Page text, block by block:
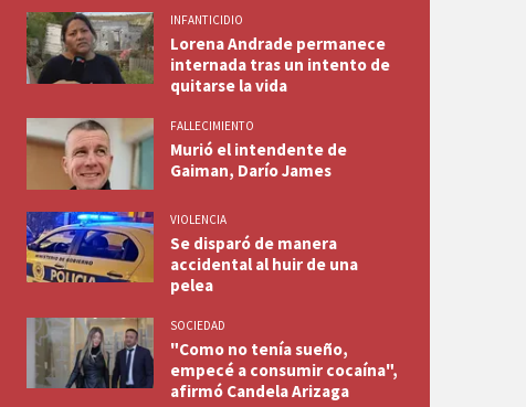
INFANTICIDIO
Lorena Andrade permanece
internada tras un intento de
quitarse la vida
FALLECIMIENTO
Murió el intendente de
Gaiman, Darío James
VIOLENCIA
Se disparó de manera
accidental al huir de una
pelea
SOCIEDAD
"Como no tenía sueño,
empecé a consumir cocaína",
afirmó Candela Arizaga